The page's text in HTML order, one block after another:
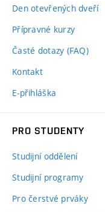
Den otevřených dveří
Přípravné kurzy
Časté dotazy (FAQ)
Kontakt
E-přihláška
PRO STUDENTY
Studijní oddělení
Studijní programy
Pro čerstvé prváky